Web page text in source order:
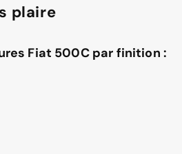
plaire
Fiat 500C par finition :